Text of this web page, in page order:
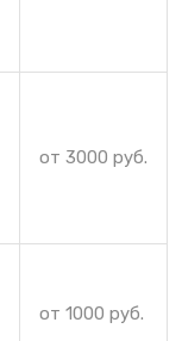
от 3000 руб.
от 1000 руб.